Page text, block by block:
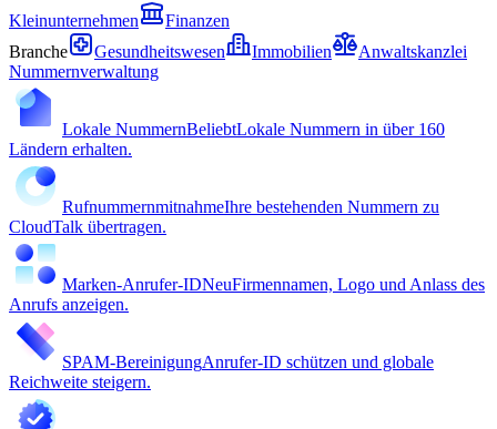
Kleinunternehmen
Finanzen
Branche
Gesundheitswesen Immobilien
Anwaltskanzlei
Nummernverwaltung
Lokale NummernBeliebtLokale Nummern in über 160
Ländern erhalten.
RufnummernmitnahmeIhre bestehenden Nummern zu
CloudTalk übertragen.
Marken-Anrufer-IDNeuFirmennamen, Logo und Anlass des
Anrufs anzeigen.
SPAM-BereinigungAnrufer-ID schützen und globale
Reichweite steigern.